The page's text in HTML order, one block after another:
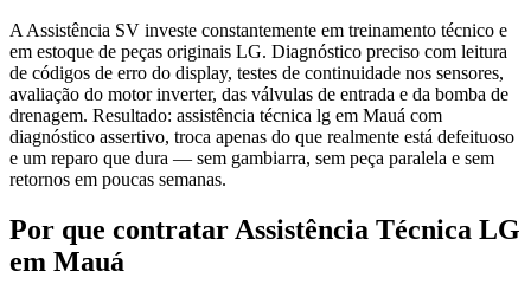
A Assistência SV investe constantemente em treinamento técnico e
em estoque de peças originais LG. Diagnóstico preciso com leitura
de códigos de erro do display, testes de continuidade nos sensores,
avaliação do motor inverter, das válvulas de entrada e da bomba de
drenagem. Resultado: assistência técnica lg em Mauá com
diagnóstico assertivo, troca apenas do que realmente está defeituoso
e um reparo que dura — sem gambiarra, sem peça paralela e sem
retornos em poucas semanas.
Por que contratar Assistência Técnica LG
em Mauá